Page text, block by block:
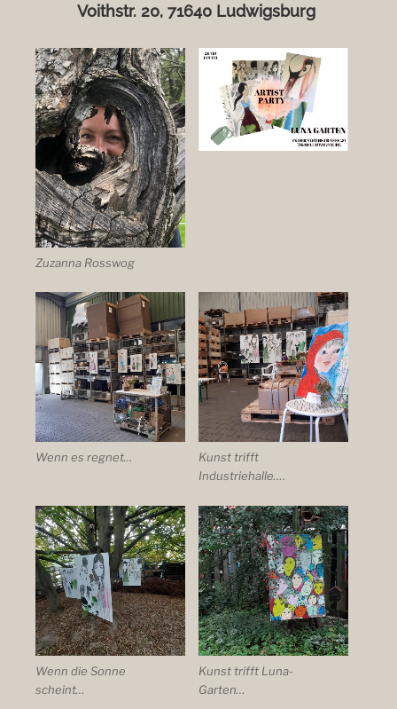
Voithstr. 20, 71640 Ludwigsburg
Zuzanna Rosswog
Wenn es regnet…
Kunst trifft
Industriehalle….
Wenn die Sonne
scheint…
Kunst trifft Luna-
Garten…